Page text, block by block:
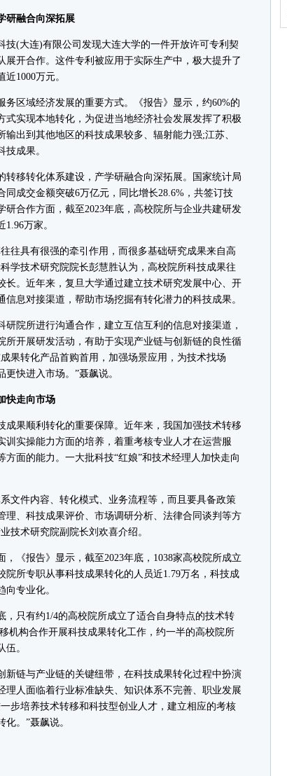
研融合向深拓展
(大连)有限公司发现大连大学的一件开放许可专利契
展开合作。这件专利被应用于实际生产中，极大提升了
1000万元。
区域经济发展的重要方式。《报告》显示，约60%的
式实现本地转化，为促进当地经济社会发展发挥了积极
出到其他地区的科技成果较多、辐射能力强;江苏、
成果。
移转化体系建设，产学研融合向深拓展。国家统计局
同成交金额突破6万亿元，同比增长28.6%，共签订技
研合作方面，截至2023年底，高校院所与企业共建研发
万家。
具有很强的牵引作用，而很多基础研究成果来自高
学技术研究院院长彭慧胜认为，高校院所科技成果往
长。近年来，复旦大学通过建立技术研究发展中心、开
息对接渠道，帮助市场挖掘有转化潜力的科技成果。
院所进行沟通合作，建立互信互利的信息对接渠道，
所开展研发活动，有助于实现产业链与创新链的良性循
果转化产品首购首用，加强场景应用，为技术找场
快进入市场。”聂飙说。
快走向市场
果顺利转化的重要保障。近年来，我国加强技术转移
训实操能力方面的培养，着重考核专业人才在运营服
面的能力。一大批科技“红娘”和技术经理人加快走向
件内容、转化模式、业务流程等，而且要具备政策
理、科技成果评价、市场调研分析、法律合同谈判等方
技术研究院副院长刘欢喜介绍。
《报告》显示，截至2023年底，1038家高校院所成立
院所专职从事科技成果转化的人员近1.79万名，科技成
专业化。
只有约1/4的高校院所成立了适合自身特点的技术转
机构合作开展科技成果转化工作，约一半的高校院所
。
链与产业链的关键纽带，在科技成果转化过程中扮演
理人面临着行业标准缺失、知识体系不完善、职业发展
步培养技术转移和科技型创业人才，建立相应的考核
。”聂飙说。